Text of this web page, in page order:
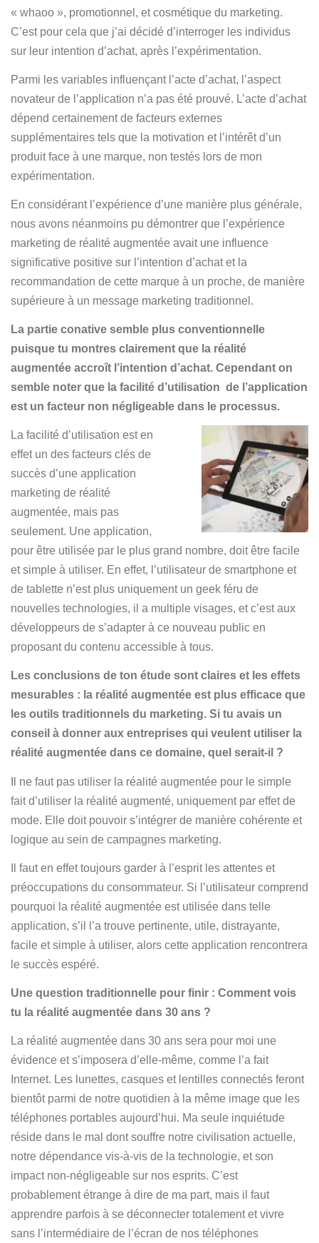
« whaoo », promotionnel, et cosmétique du marketing.
C’est pour cela que j’ai décidé d’interroger les individus
sur leur intention d’achat, après l’expérimentation.
Parmi les variables influençant l’acte d’achat, l’aspect
novateur de l’application n’a pas été prouvé. L’acte d’achat
dépend certainement de facteurs externes
supplémentaires tels que la motivation et l’intérêt d’un
produit face à une marque, non testés lors de mon
expérimentation.
En considérant l’expérience d’une manière plus générale,
nous avons néanmoins pu démontrer que l’expérience
marketing de réalité augmentée avait une influence
significative positive sur l’intention d’achat et la
recommandation de cette marque à un proche, de manière
supérieure à un message marketing traditionnel.
La partie conative semble plus conventionnelle
puisque tu montres clairement que la réalité
augmentée accroît l’intention d’achat. Cependant on
semble noter que la facilité d’utilisation de l’application
est un facteur non négligeable dans le processus.
La facilité d’utilisation est en
effet un des facteurs clés de
succès d’une application
marketing de réalité
augmentée, mais pas
seulement. Une application,
pour être utilisée par le plus grand nombre, doit être facile
et simple à utiliser. En effet, l’utilisateur de smartphone et
de tablette n’est plus uniquement un geek féru de
nouvelles technologies, il a multiple visages, et c’est aux
développeurs de s’adapter à ce nouveau public en
proposant du contenu accessible à tous.
Les conclusions de ton étude sont claires et les effets
mesurables : la réalité augmentée est plus efficace que
les outils traditionnels du marketing. Si tu avais un
conseil à donner aux entreprises qui veulent utiliser la
réalité augmentée dans ce domaine, quel serait-il ?
Il ne faut pas utiliser la réalité augmentée pour le simple
fait d’utiliser la réalité augmenté, uniquement par effet de
mode. Elle doit pouvoir s’intégrer de manière cohérente et
logique au sein de campagnes marketing.
Il faut en effet toujours garder à l’esprit les attentes et
préoccupations du consommateur. Si l’utilisateur comprend
pourquoi la réalité augmentée est utilisée dans telle
application, s’il l’a trouve pertinente, utile, distrayante,
facile et simple à utiliser, alors cette application rencontrera
le succès espéré.
Une question traditionnelle pour finir : Comment vois
tu la réalité augmentée dans 30 ans ?
La réalité augmentée dans 30 ans sera pour moi une
évidence et s’imposera d’elle-même, comme l’a fait
Internet. Les lunettes, casques et lentilles connectés feront
bientôt parmi de notre quotidien à la même image que les
téléphones portables aujourd’hui. Ma seule inquiétude
réside dans le mal dont souffre notre civilisation actuelle,
notre dépendance vis-à-vis de la technologie, et son
impact non-négligeable sur nos esprits. C’est
probablement étrange à dire de ma part, mais il faut
apprendre parfois à se déconnecter totalement et vivre
sans l’intermédiaire de l’écran de nos téléphones